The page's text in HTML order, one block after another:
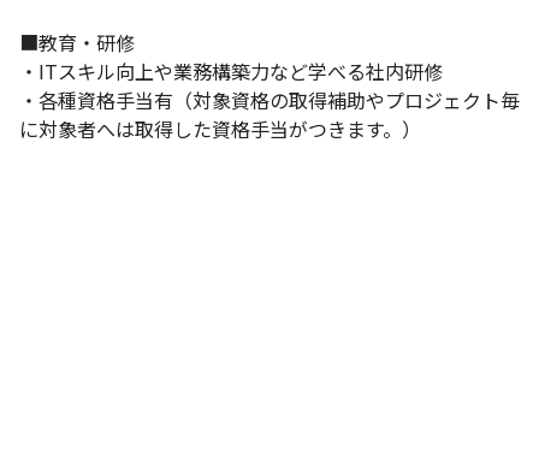
■教育・研修
・ITスキル向上や業務構築力など学べる社内研修
・各種資格⼿当有（対象資格の取得補助やプロジェクト毎
に対象者へは取得した資格手当がつきます。）